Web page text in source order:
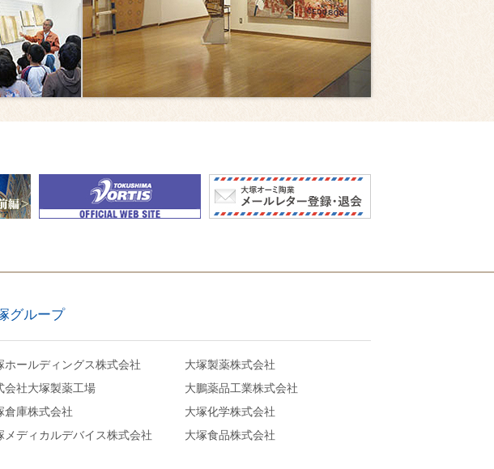
グループ
ホールディングス株式会社
大塚製薬株式会社
会社大塚製薬工場
大鵬薬品工業株式会社
倉庫株式会社
大塚化学株式会社
メディカルデバイス株式会社
大塚食品株式会社